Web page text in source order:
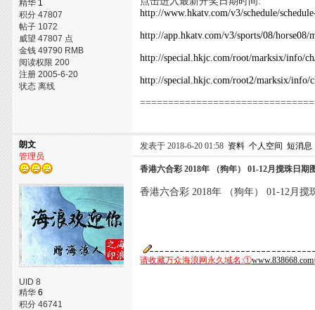
精华 1
积分 47807
帖子 1072
威望 47807 点
金钱 49790 RMB
阅读权限 200
注册 2005-6-20
状态 离线
http://www.hkatv.com/v3/schedule/
http://app.hkatv.com/v3/sports/08/horse08/
http://special.hkjc.com/root/marksix/info/
http://special.hkjc.com/root2/marksix/info/
朗文
管理员
UID 8
精华6
积分 46741
发表于 2018-6-20 01:58 资料 个人空间 短消息
香港六合彩 2018年 （狗年） 01-12月搅珠日期
香港六合彩 2018年 （狗年） 01-12月搅
请收藏万众海浪网永久域名:①www.838668.com